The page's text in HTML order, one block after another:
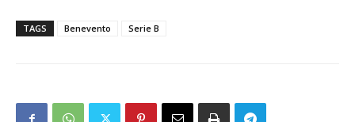
TAGS Benevento Serie B